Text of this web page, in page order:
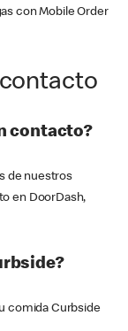
con Mobile Order
contacto?
de nuestros
en DoorDash,
comida Curbside